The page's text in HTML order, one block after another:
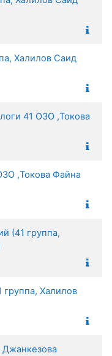
Халилов Саид
41 ОЗО ,Токова
,Токова Файна
(41 группа,
группа, Халилов
Джанкезова